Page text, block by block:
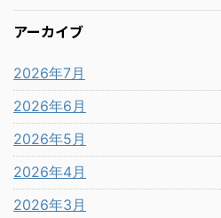
アーカイブ
2026年7月
2026年6月
2026年5月
2026年4月
2026年3月